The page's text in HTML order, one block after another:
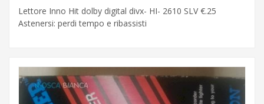
Lettore Inno Hit dolby digital divx- HI- 2610 SLV €.25
Astenersi: perdi tempo e ribassisti